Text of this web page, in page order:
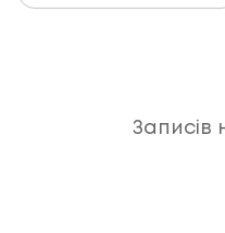
Записів